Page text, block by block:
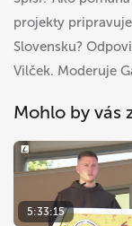
projekty
Slovensku?
Vilček. Moderuje
Mohlo by vás
5:33:15